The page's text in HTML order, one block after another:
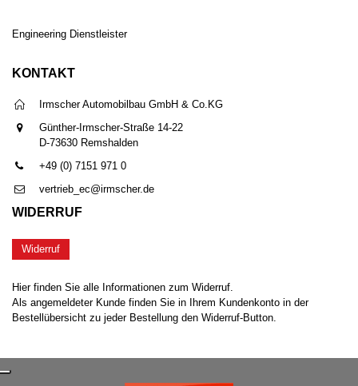
Engineering Dienstleister
KONTAKT
Irmscher Automobilbau GmbH & Co.KG
Günther-Irmscher-Straße 14-22
D-73630 Remshalden
+49 (0) 7151 971 0
vertrieb_ec@irmscher.de
WIDERRUF
Widerruf
Hier finden Sie alle Informationen zum Widerruf.
Als angemeldeter Kunde finden Sie in Ihrem Kundenkonto in der
Bestellübersicht zu jeder Bestellung den Widerruf-Button.